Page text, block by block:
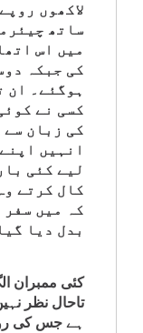
لاکھوں
ساتھ
میں اس
کی جبکہ
ہوگئے۔ ان
کسی نے
کی زبان سے
انہیں
لیے کئی
کال کرتے
کہ میں سفر
بدل دیا
کئی ممبران
تاحال نظر
ہے جس کی رو